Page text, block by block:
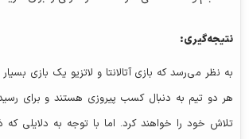
نتیجه‌گیری:
به نظر می‌رسد که بازی آتالانتا و لاتزیو یک بازی
هر دو تیم به دنبال کسب پیروزی هستند و برای
تلاش خود را خواهند کرد. اما با توجه به دلایلی